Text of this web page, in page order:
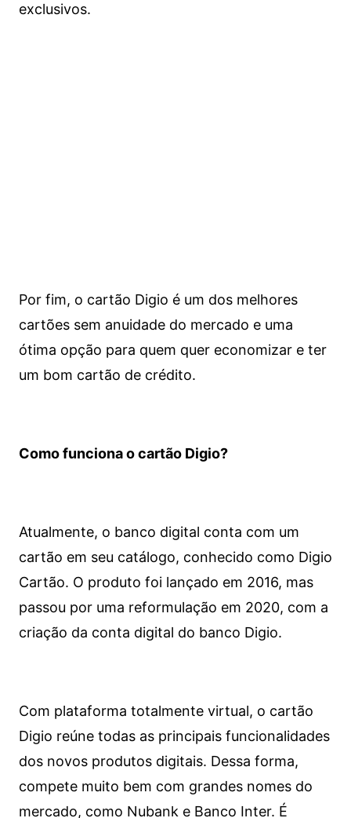
exclusivos.
Por fim, o cartão Digio é um dos melhores
cartões sem anuidade do mercado e uma
ótima opção para quem quer economizar e ter
um bom cartão de crédito.
Como funciona o cartão Digio?
Atualmente, o banco digital conta com um
cartão em seu catálogo, conhecido como Digio
Cartão. O produto foi lançado em 2016, mas
passou por uma reformulação em 2020, com a
criação da conta digital do banco Digio.
Com plataforma totalmente virtual, o cartão
Digio reúne todas as principais funcionalidades
dos novos produtos digitais. Dessa forma,
compete muito bem com grandes nomes do
mercado, como Nubank e Banco Inter. É